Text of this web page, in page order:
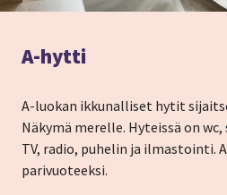
A-hytti
A-luokan ikkunalliset hytit
Näkymä merelle. Hyteissä on
TV, radio, puhelin ja ilmastointi.
parivuoteeksi.